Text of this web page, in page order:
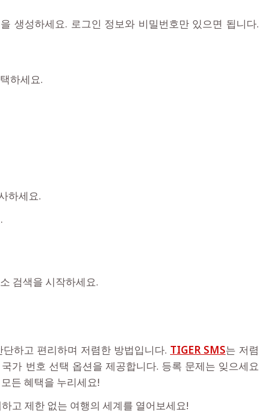
생성하세요. 로그인 정보와 비밀번호만 있으면 됩니다.
하세요.
하세요.
검색을 시작하세요.
하고 편리하며 저렴한 방법입니다. TIGER SMS는 저렴
가 번호 선택 옵션을 제공합니다. 등록 문제는 잊으세요
든 혜택을 누리세요!
고 제한 없는 여행의 세계를 열어보세요!